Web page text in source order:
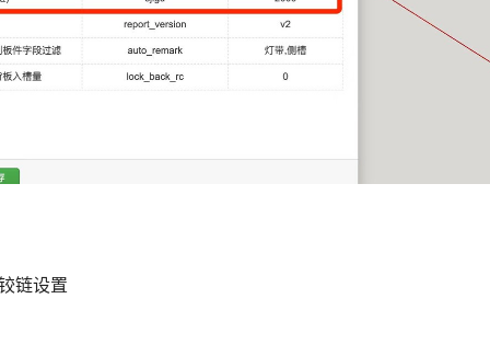
链设置